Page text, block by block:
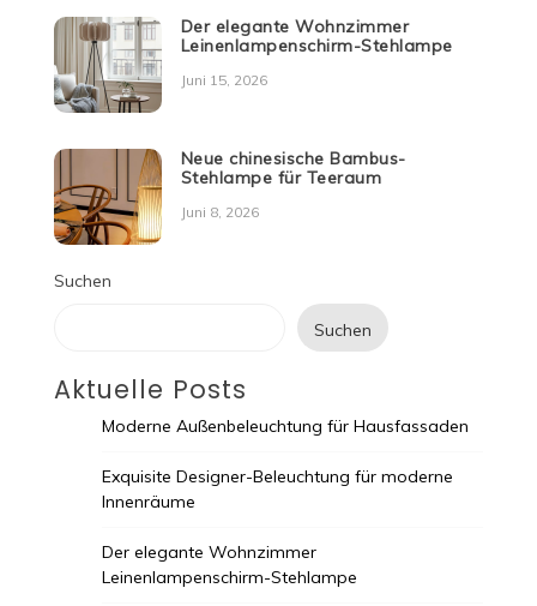
Der elegante Wohnzimmer
Leinenlampenschirm-Stehlampe
Juni 15, 2026
Neue chinesische Bambus-
Stehlampe für Teeraum
Juni 8, 2026
Suchen
Suchen
Aktuelle Posts
Moderne Außenbeleuchtung für Hausfassaden
Exquisite Designer-Beleuchtung für moderne
Innenräume
Der elegante Wohnzimmer
Leinenlampenschirm-Stehlampe